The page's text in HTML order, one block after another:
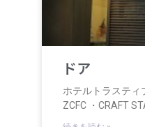
ドア
ホテルトラスティ
ZCFC ・CRAFT